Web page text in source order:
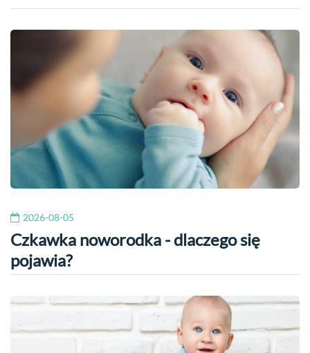
2026-08-05
Czkawka noworodka - dlaczego się
pojawia?